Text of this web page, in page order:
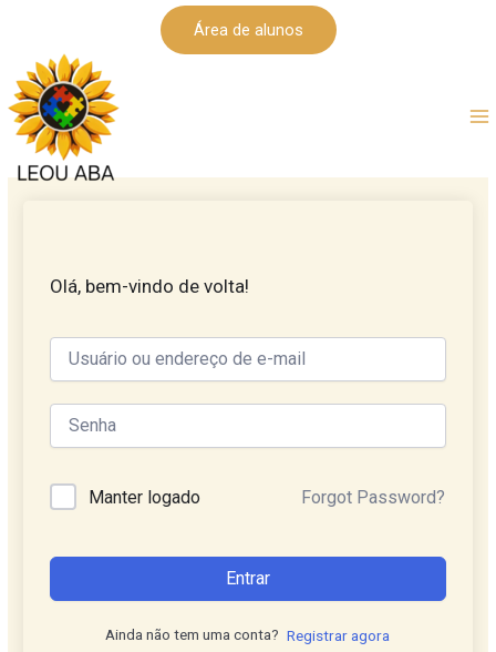
conteúdo
Área de alunos
Olá, bem-vindo de volta!
Manter logado Forgot Password?
Entrar
Ainda não tem uma conta? Registrar agora